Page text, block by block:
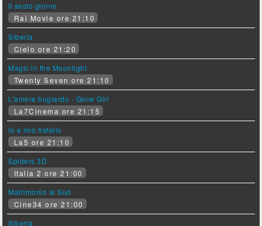
Il sesto giorno
Rai Movie ore 21:10
Siberia
Cielo ore 21:20
Magic in the Moonlight
Twenty Seven ore 21:10
L'amore bugiardo - Gone Girl
La7Cinema ore 21:15
Io e mio fratello
La5 ore 21:10
Spiders 3D
Italia 2 ore 21:00
Matrimonio al Sud
Cine34 ore 21:00
Siberia